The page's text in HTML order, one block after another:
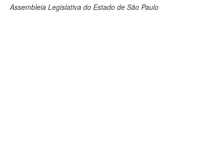
Assembleia Legislativa do Estado de São Paulo